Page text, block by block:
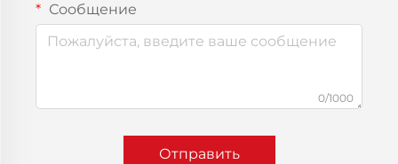
Сообщение
0/1000
Отправить